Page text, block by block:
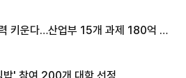
키운다…산업부 15개 과제 180억 지